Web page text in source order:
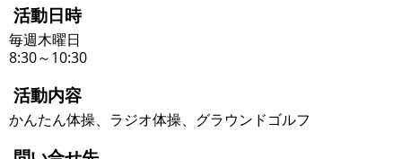
活動日時
毎週木曜日
8:30～10:30
活動内容
かんたん体操、ラジオ体操、グラウンドゴルフ